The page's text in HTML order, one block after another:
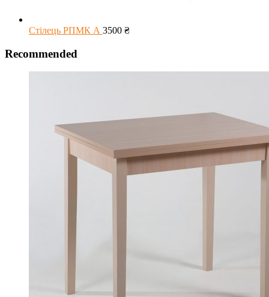
Стілець РПМК А 3500 ₴
Recommended